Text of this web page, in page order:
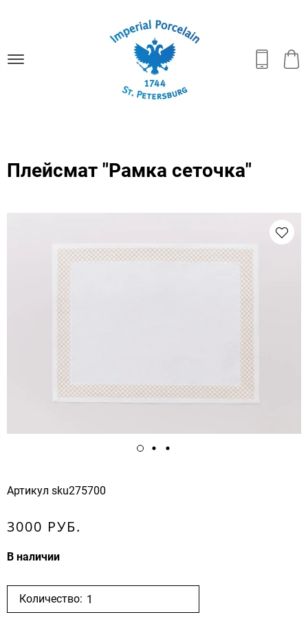
Плейсмат "Рамка сеточка"
Артикул sku275700
3000 РУБ.
В наличии
Количество: